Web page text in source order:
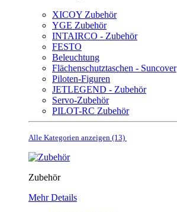
XICOY Zubehör
YGE Zubehör
INTAIRCO - Zubehör
FESTO
Beleuchtung
Flächenschutztaschen - Suncover
Piloten-Figuren
JETLEGEND - Zubehör
Servo-Zubehör
PILOT-RC Zubehör
Alle Kategorien anzeigen (13)
Zubehör
Mehr Details